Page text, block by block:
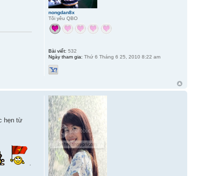
nongdan8x
Tôi yêu QBO
Bài viết: 532
Ngày tham gia: Thứ 6 Tháng 6 25, 2010 8:22 am
hẹn từ
.